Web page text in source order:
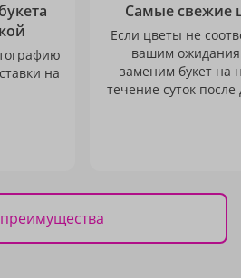
на
Самые свежие
Если цветы не
вашим
заменим букет на
течение суток после